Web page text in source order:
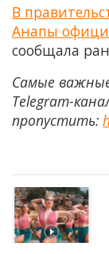
В
Анапы
сообщала
Самые
Telegram-
пропустить: